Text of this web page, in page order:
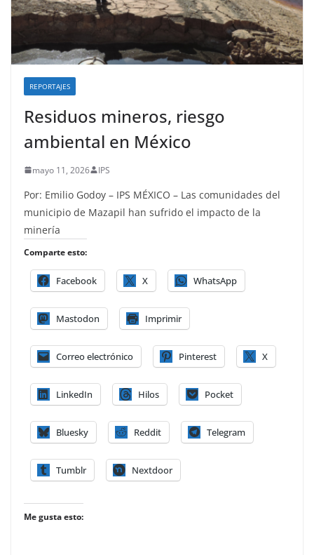
REPORTAJES
Residuos mineros, riesgo
ambiental en México
mayo 11, 2026 IPS
Por: Emilio Godoy – IPS MÉXICO – Las comunidades del
municipio de Mazapil han sufrido el impacto de la
minería
Comparte esto:
Facebook X WhatsApp
Mastodon Imprimir
Correo electrónico Pinterest X
LinkedIn Hilos Pocket
Bluesky Reddit Telegram
Tumblr Nextdoor
Me gusta esto: